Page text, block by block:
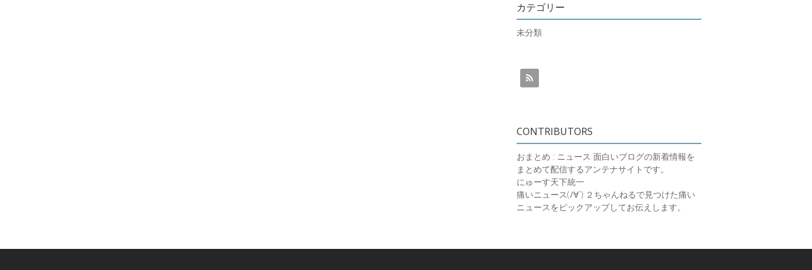
カテゴリー
未分類
CONTRIBUTORS
おまとめ : ニュース 面白いブログの新着情報を
まとめて配信するアンテナサイトです。
にゅーす天下統一
痛いニュース(ﾉ∀`) ２ちゃんねるで見つけた痛い
ニュースをピックアップしてお伝えします。